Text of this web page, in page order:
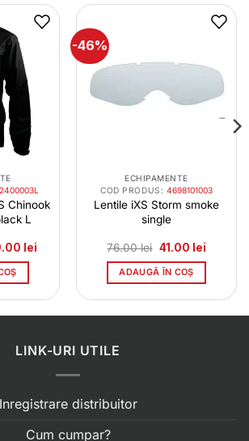
Chinook
L
lei.
leiPrețul
-46%
ECHIPAMENTE
COD PRODUS: 4698101003
Lentile iXS Storm smoke
single
76.00lei Prețul
a
fost:
76.00 lei.
41.00 leiPrețul
ADAUGĂ ÎN COȘ
LINK-URI UTILE
Inregistrare distribuitor
Cum cumpar?